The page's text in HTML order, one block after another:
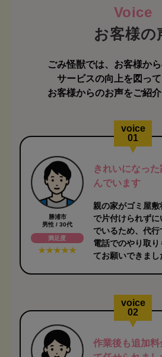
お客様の
ごみ怪獣では、お客様か
サービスの向上を図って
お客様からのお声をご紹介
voice
01
勝浦市
男性 / 30代
満足度
きれいになっ
んでいます
親の家がゴミ屋
で片付けられず
でいるため、代行
電話でのやり取
てお願いできまし
voice
02
作業後も追加